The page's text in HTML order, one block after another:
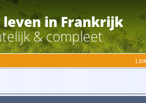
in Frankrijk
& compleet